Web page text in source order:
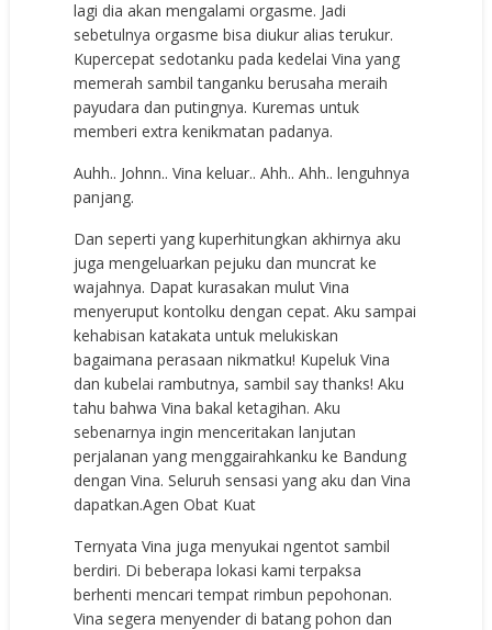
lagi dia akan mengalami orgasme. Jadi
sebetulnya orgasme bisa diukur alias terukur.
Kupercepat sedotanku pada kedelai Vina yang
memerah sambil tanganku berusaha meraih
payudara dan putingnya. Kuremas untuk
memberi extra kenikmatan padanya.
Auhh.. Johnn.. Vina keluar.. Ahh.. Ahh.. lenguhnya
panjang.
Dan seperti yang kuperhitungkan akhirnya aku
juga mengeluarkan pejuku dan muncrat ke
wajahnya. Dapat kurasakan mulut Vina
menyeruput kontolku dengan cepat. Aku sampai
kehabisan katakata untuk melukiskan
bagaimana perasaan nikmatku! Kupeluk Vina
dan kubelai rambutnya, sambil say thanks! Aku
tahu bahwa Vina bakal ketagihan. Aku
sebenarnya ingin menceritakan lanjutan
perjalanan yang menggairahkanku ke Bandung
dengan Vina. Seluruh sensasi yang aku dan Vina
dapatkan.Agen Obat Kuat
Ternyata Vina juga menyukai ngentot sambil
berdiri. Di beberapa lokasi kami terpaksa
berhenti mencari tempat rimbun pepohonan.
Vina segera menyender di batang pohon dan